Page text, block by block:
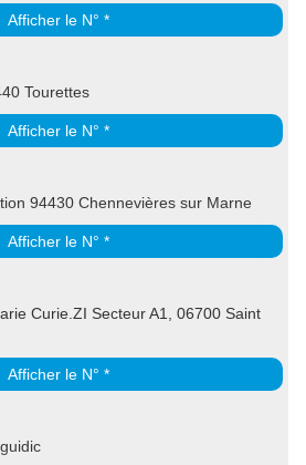
Afficher le N° *
Tourettes
Afficher le N° *
94430 Chennevières sur Marne
Afficher le N° *
Curie.ZI Secteur A1, 06700 Saint
Afficher le N° *